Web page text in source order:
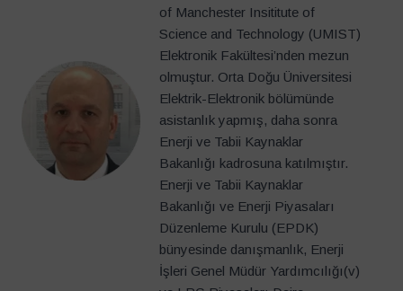
of Manchester Insititute of
Science and Technology (UMIST)
Elektronik Fakültesi’nden mezun
olmuştur. Orta Doğu Üniversitesi
Elektrik-Elektronik bölümünde
asistanlık yapmış, daha sonra
Enerji ve Tabii Kaynaklar
Bakanlığı kadrosuna katılmıştır.
Enerji ve Tabii Kaynaklar
Bakanlığı ve Enerji Piyasaları
Düzenleme Kurulu (EPDK)
bünyesinde danışmanlık, Enerji
İşleri Genel Müdür Yardımcılığı(v)